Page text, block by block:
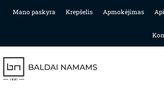
Mano paskyra Krepšelis Apmokėjimas